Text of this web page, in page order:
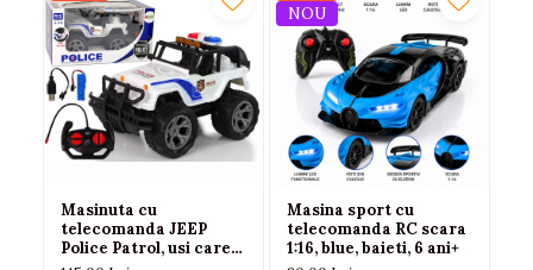
Masinuta cu
telecomanda JEEP
Police Patrol, usi care
NOU
Masina sport cu
telecomanda RC scara
1:16, blue, baieti, 6 ani+